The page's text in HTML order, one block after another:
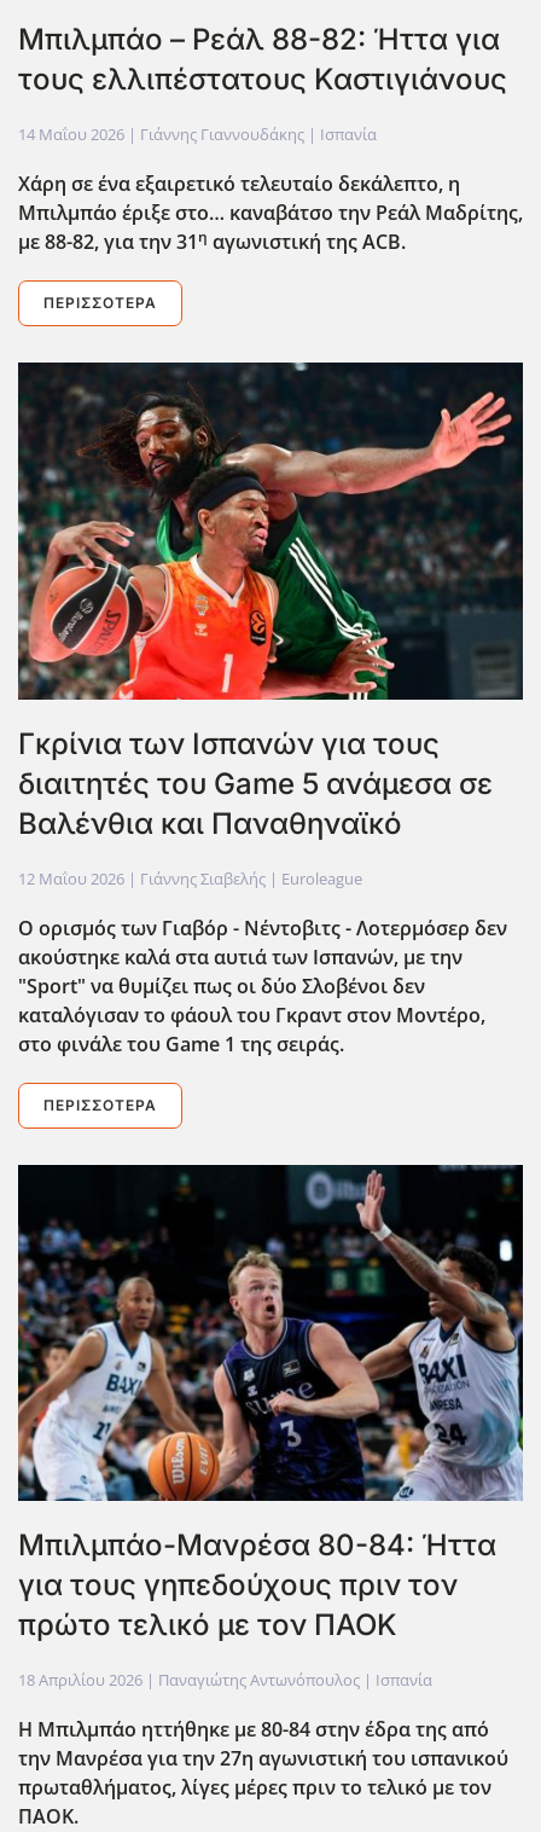
Μπιλμπάο – Ρεάλ 88-82: Ήττα για
τους ελλιπέστατους Καστιγιάνους
14 Μαΐου 2026 | Γιάννης Γιαννουδάκης | Ισπανία
Χάρη σε ένα εξαιρετικό τελευταίο δεκάλεπτο, η
Μπιλμπάο έριξε στο… καναβάτσο την Ρεάλ Μαδρίτης,
με 88-82, για την 31η αγωνιστική της ACB.
ΠΕΡΙΣΣΌΤΕΡΑ
Γκρίνια των Ισπανών για τους
διαιτητές του Game 5 ανάμεσα σε
Βαλένθια και Παναθηναϊκό
12 Μαΐου 2026 | Γιάννης Σιαβελής | Euroleague
O ορισμός των Γιαβόρ - Νέντοβιτς - Λοτερμόσερ δεν
ακούστηκε καλά στα αυτιά των Ισπανών, με την
"Sport" να θυμίζει πως οι δύο Σλοβένοι δεν
καταλόγισαν το φάουλ του Γκραντ στον Μοντέρο,
στο φινάλε του Game 1 της σειράς.
ΠΕΡΙΣΣΌΤΕΡΑ
Μπιλμπάο-Μανρέσα 80-84: Ήττα
για τους γηπεδούχους πριν τον
πρώτο τελικό με τον ΠΑΟΚ
18 Απριλίου 2026 | Παναγιώτης Αντωνόπουλος | Ισπανία
Η Μπιλμπάο ηττήθηκε με 80-84 στην έδρα της από
την Μανρέσα για την 27η αγωνιστική του ισπανικού
πρωταθλήματος, λίγες μέρες πριν το τελικό με τον
ΠΑΟΚ.